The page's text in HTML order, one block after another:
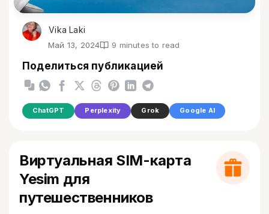
Vika Laki
Май 13, 2024 9 minutes to read
Поделиться публикацией
ChatGPT Perplexity Grok Google AI
Виртуальная SIM-карта
Yesim для
путешественников